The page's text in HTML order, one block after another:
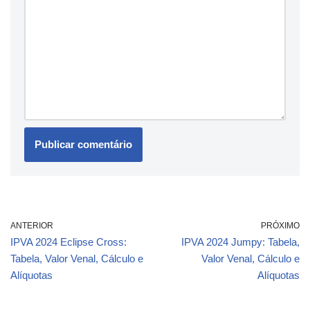
ANTERIOR
IPVA 2024 Eclipse Cross:
Tabela, Valor Venal, Cálculo e
Alíquotas
PRÓXIMO
IPVA 2024 Jumpy: Tabela,
Valor Venal, Cálculo e
Alíquotas